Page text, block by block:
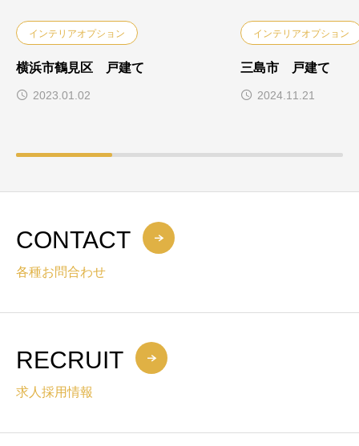
インテリアオプション
横浜市鶴見区 戸建て
2023.01.02
インテリアオプション
三島市 戸建て
2024.11.21
CONTACT
各種お問合わせ
RECRUIT
求人採用情報